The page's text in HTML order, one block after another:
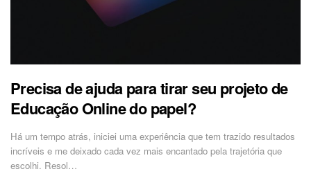
Precisa de ajuda para tirar seu projeto de
Educação Online do papel?
Há um tempo atrás, iniciei uma experiência que tem trazido resultados
incríveis e me deixado cada vez mais encantado pela trajetória que
escolhi. Resol…